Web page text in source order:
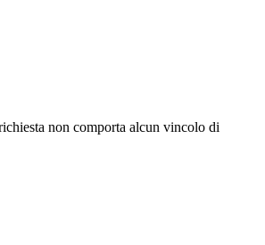
non comporta alcun vincolo di